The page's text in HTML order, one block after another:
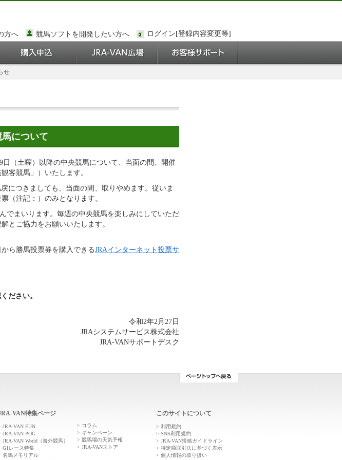
方へ 競馬ソフトを開発したい方へ
せ
馬について
（土曜）以降の中央競馬について、当面の間、開催
客競馬」）いたします。
につきましても、当面の間、取りやめます。従いま
（注記：）のみとなります。
でまいります。毎週の中央競馬を楽しみにしていただ
とご協力をお願いいたします。
ら勝馬投票券を購入できるJRAインターネット投票サ
ださい。
令和2年2月27日
JRAシステムサービス株式会社
JRA-VANサポートデスク
VAN特集ページ
JRA-VAN FUN
JRA-VAN POG
JRA-VAN World（海外競馬）
G1レース特集
名馬メモリアル
コラム
キャンペーン
競馬場の天気予報
JRA-VANストア
このサイトについて
利用規約
SNS利用規約
JRA-VAN投稿ガイドライン
特定商取引法に基づく表示
個人情報の取り扱い